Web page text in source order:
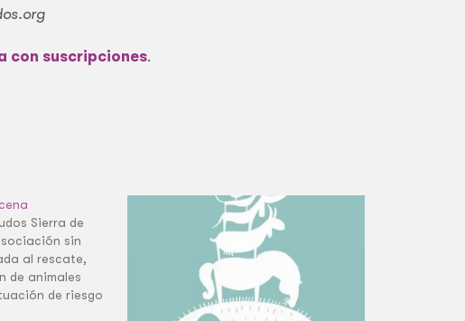
con suscripciones.
Sierra de
sin
al rescate,
de animales
de riesgo
España.